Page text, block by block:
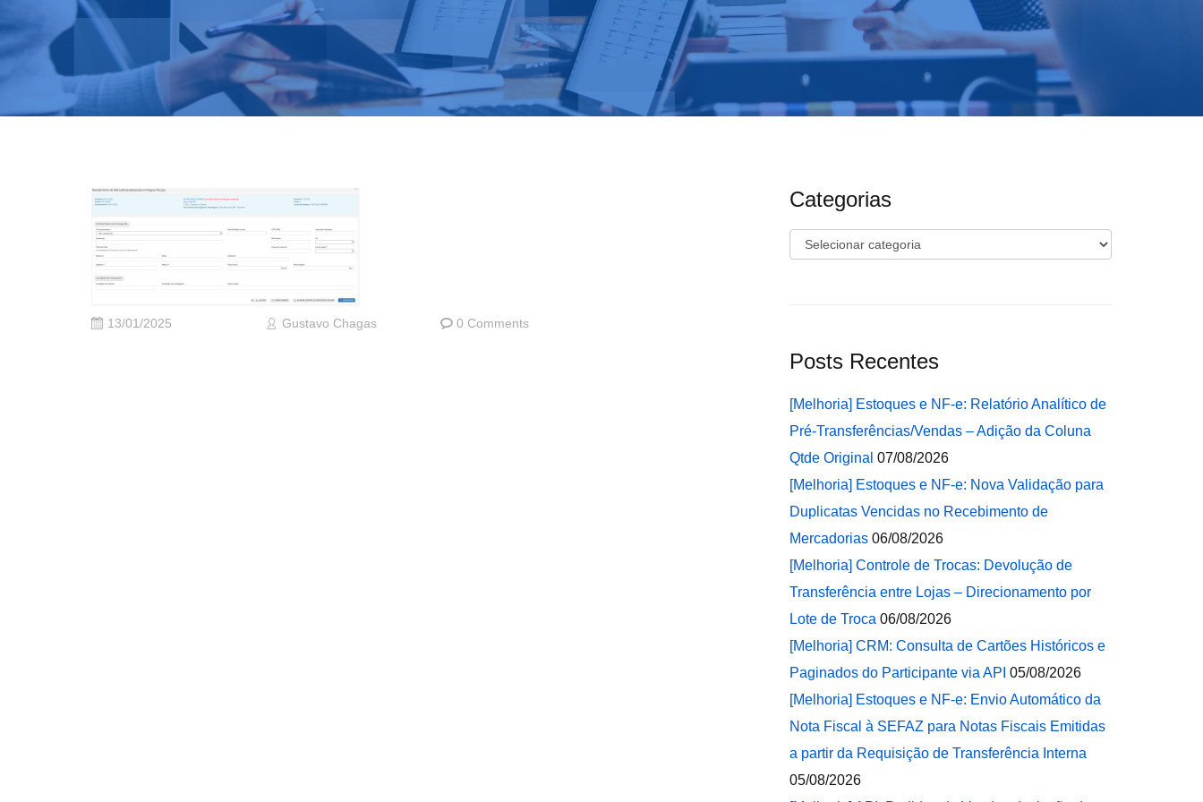
13/01/2025 Gustavo Chagas 0 Comments
Categorias
Categorias
Posts Recentes
[Melhoria] Estoques e NF-e: Relatório Analítico de
Pré-Transferências/Vendas – Adição da Coluna
Qtde Original 07/08/2026
[Melhoria] Estoques e NF-e: Nova Validação para
Duplicatas Vencidas no Recebimento de
Mercadorias 06/08/2026
[Melhoria] Controle de Trocas: Devolução de
Transferência entre Lojas – Direcionamento por
Lote de Troca 06/08/2026
[Melhoria] CRM: Consulta de Cartões Históricos e
Paginados do Participante via API 05/08/2026
[Melhoria] Estoques e NF-e: Envio Automático da
Nota Fiscal à SEFAZ para Notas Fiscais Emitidas
a partir da Requisição de Transferência Interna
05/08/2026